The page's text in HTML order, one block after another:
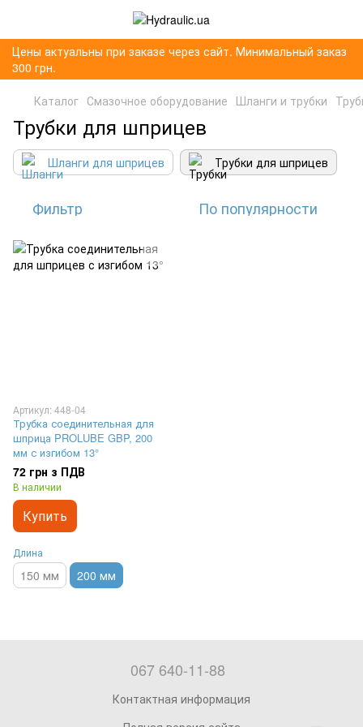
Цены актуальны при заказе через сайт. Минимальный заказ
300 грн.
Каталог Смазочное оборудование Шланги и трубки
Трубки для шприцев
Шланги для шприцев Трубки для шприцев
Фильтр По популярности
Артикул: 448-04
Трубка соединительная для
шприца PROLUBE GBP, 200
мм с изгибом 13°
72 грн з ПДВ
В наличии
Купить
Длина
150 мм 200 мм
067 640-11-88
Контактная информация